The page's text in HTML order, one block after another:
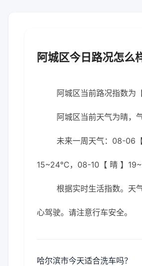
阿城区今日路况怎么
阿城区当前路况指数为
阿城区当前天气为晴，
未来一周天气：08-06
15~24℃，08-10【 晴 】
根据实时生活指数。天
心驾驶。请注意行车安全。
哈尔滨市今天适合洗车吗？